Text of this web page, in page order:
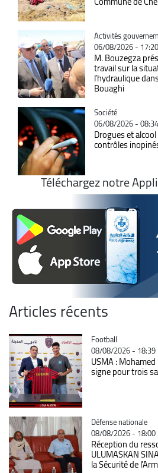
Catégorie
Activités
06/08/2026 - 17:20
M. Bouzegza
travail sur la
l’hydraulique
Bouaghi
Catégorie
Société
06/08/2026 - 08:34
Drogues et
contrôles
Téléchargez notre
Articles récents
Catégorie
Football
08/08/2026 - 18:39
USMA :
signe pour trois
Catégorie
Défense nationale
08/08/2026 - 18:00
Réception du
ULUMASKAN
la Sécurité de